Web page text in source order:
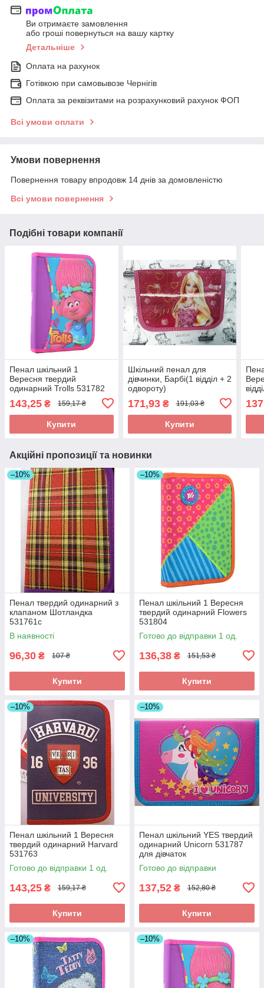
Ви отримаєте замовлення
або гроші повернуться на вашу картку
Детальніше
Оплата на рахунок
Готівкою при самовывозе Чернігів
Оплата за реквізитами на розрахунковий рахунок ФОП
Всі умови оплати
Умови повернення
Повернення товару впродовж 14 днів за домовленістю
Всі умови повернення
Подібні товари компанії
Пенал шкільний 1
Вересня твердий
одинарний Trolls 531782
143,25 ₴ 159,17 ₴
Купити
Шкільний пенал для
дівчинки, Барбі(1 відділ + 2
одвороту)
171,93₴ 191,03 ₴
Купити
Акційні пропозиції та новинки
–10%
Пенал твердий одинарний з
клапаном Шотландка
531761с
В наявності
96,30 ₴ 107 ₴
Купити
–10%
Пенал шкільний 1 Вересня
твердий одинарний Flowers
531804
Готово до відправки 1 од.
136,38 ₴ 151,53 ₴
Купити
–10%
Пенал шкільний 1 Вересня
твердий одинарний Harvard
531763
Готово до відправки 1 од.
143,25 ₴ 159,17 ₴
Купити
–10%
Пенал шкільний YES твердий
одинарний Unicorn 531787
для дівчаток
Готово до відправки
137,52 ₴ 152,80 ₴
Купити
–10% –10%